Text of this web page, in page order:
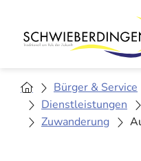
Bürger & Service
Dienstleistungen
Zuwanderung